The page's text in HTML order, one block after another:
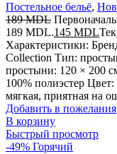
Постельное бельё,
189MDL
189 MDL.145 MDL
Характеристики:
Collection Тип:
простыни: 120 × 200
100% полиэстер
мягкая, приятная на
Добавить в пожелания
В корзину
Быстрый просмотр
-49% Горячий